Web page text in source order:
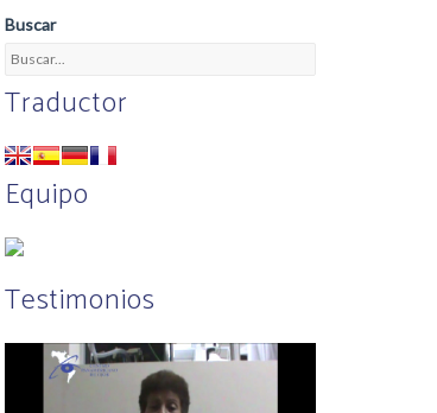
Buscar
Traductor
Equipo
Testimonios